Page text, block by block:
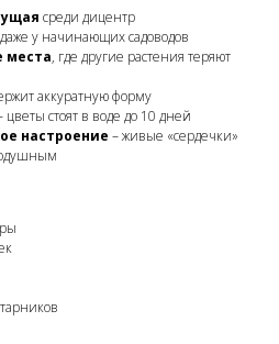
среди дицентр
даже у начинающих садоводов
места, где другие растения теряют
аккуратную форму
цветы стоят в воде до 10 дней
настроение – живые «сердечки»